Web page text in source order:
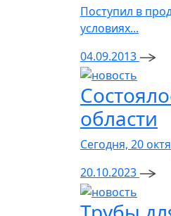
Поступил в
условиях...
04.09.2013
области
Сегодня, 20
20.10.2023